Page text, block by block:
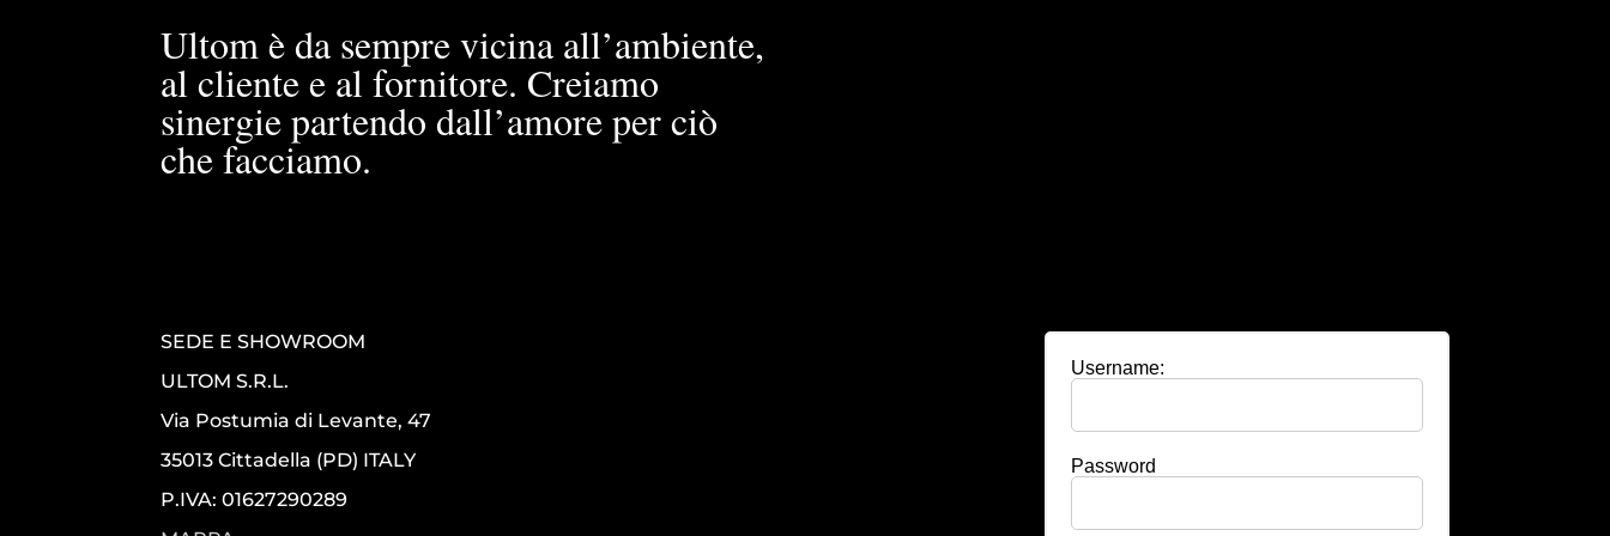
Ultom è da sempre vicina all’ambiente,
al cliente e al fornitore. Creiamo
sinergie partendo dall’amore per ciò
che facciamo.
SEDE E SHOWROOM
ULTOM S.R.L.
Via Postumia di Levante, 47
35013 Cittadella (PD) ITALY
P.IVA: 01627290289
Username:
Password